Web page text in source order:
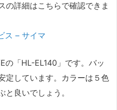
の詳細はこちらで確認できま
ス – サイマ
の「HL-EL140」です。バッ
定しています。カラーは５色
と良いでしょう。